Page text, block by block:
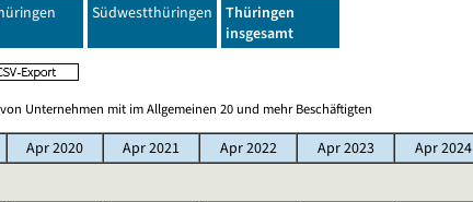
Südwestthüringen
Thüringen
insgesamt
Unternehmen mit im Allgemeinen 20 und mehr Beschäftigten
Apr 2020 Apr 2021 Apr 2022 Apr 2023 Apr 2024